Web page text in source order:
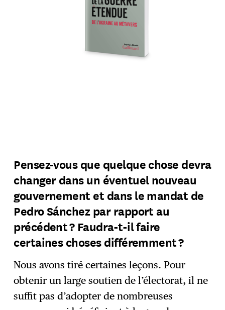
Pensez-vous que quelque chose devra
changer dans un éventuel nouveau
gouvernement et dans le mandat de
Pedro Sánchez par rapport au
précédent ? Faudra-t-il faire
certaines choses différemment ?
Nous avons tiré certaines leçons. Pour
obtenir un large soutien de l’électorat, il ne
suffit pas d’adopter de nombreuses